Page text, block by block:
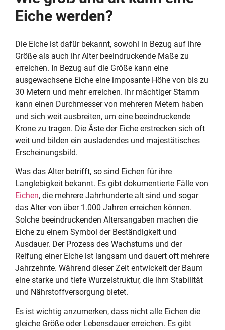
Eiche werden?
Die Eiche ist dafür bekannt, sowohl in Bezug auf ihre
Größe als auch ihr Alter beeindruckende Maße zu
erreichen. In Bezug auf die Größe kann eine
ausgewachsene Eiche eine imposante Höhe von bis zu
30 Metern und mehr erreichen. Ihr mächtiger Stamm
kann einen Durchmesser von mehreren Metern haben
und sich weit ausbreiten, um eine beeindruckende
Krone zu tragen. Die Äste der Eiche erstrecken sich oft
weit und bilden ein ausladendes und majestätisches
Erscheinungsbild.
Was das Alter betrifft, so sind Eichen für ihre
Langlebigkeit bekannt. Es gibt dokumentierte Fälle von
Eichen, die mehrere Jahrhunderte alt sind und sogar
das Alter von über 1.000 Jahren erreichen können.
Solche beeindruckenden Altersangaben machen die
Eiche zu einem Symbol der Beständigkeit und
Ausdauer. Der Prozess des Wachstums und der
Reifung einer Eiche ist langsam und dauert oft mehrere
Jahrzehnte. Während dieser Zeit entwickelt der Baum
eine starke und tiefe Wurzelstruktur, die ihm Stabilität
und Nährstoffversorgung bietet.
Es ist wichtig anzumerken, dass nicht alle Eichen die
gleiche Größe oder Lebensdauer erreichen. Es gibt